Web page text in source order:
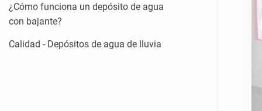
¿Cómo funciona un depósito de agua
con bajante?
Calidad - Depósitos de agua de lluvia